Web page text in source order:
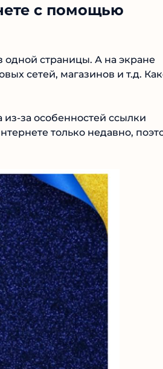
с помощью
одной страницы. А на экране
сетей, магазинов и т.д.
за особенностей ссылки
только недавно,
4.9
: высокий ROI, честная
и сотни довольных
клиентов.
Читать обзор